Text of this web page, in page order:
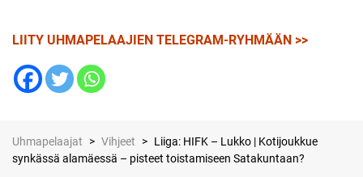
LIITY UHMAPELAAJIEN TELEGRAM-RYHMÄÄN >>
Uhmapelaajat > Vihjeet > Liiga: HIFK – Lukko | Kotijoukkue
synkässä alamäessä – pisteet toistamiseen Satakuntaan?